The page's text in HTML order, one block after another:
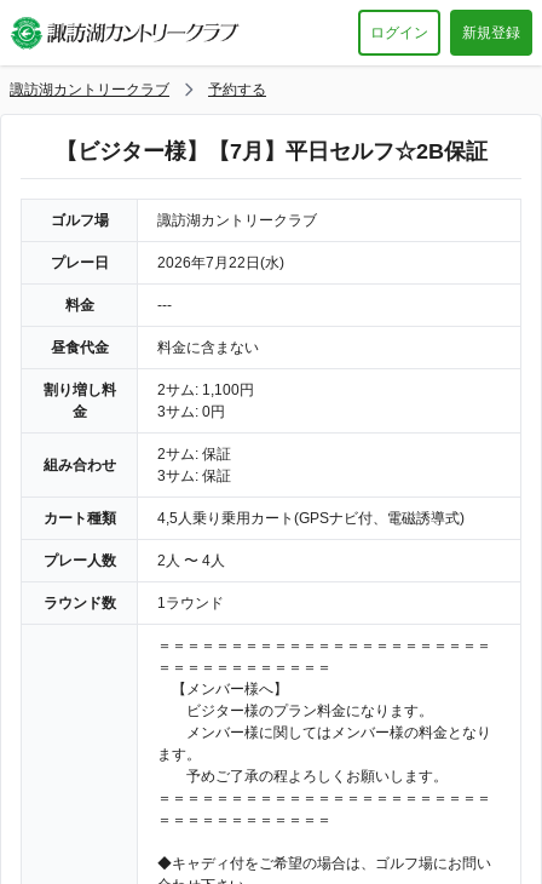
ログイン 新規登録
諏訪湖カントリークラブ 予約する
【ビジター様】【7月】平日セルフ☆2B保証
ゴルフ場 諏訪湖カントリークラブ
プレー日 2026年7月22日(水)
料金 ---
昼食代金 料金に含まない
割り増し料
金
2サム: 1,100円
3サム: 0円
組み合わせ
2サム: 保証
3サム: 保証
カート種類 4,5人乗り乗用カート(GPSナビ付、電磁誘導式)
プレー人数 2人 〜 4人
ラウンド数 1ラウンド
＝＝＝＝＝＝＝＝＝＝＝＝＝＝＝＝＝＝＝＝＝＝＝
＝＝＝＝＝＝＝＝＝＝＝＝
【メンバー様へ】
ビジター様のプラン料金になります。
メンバー様に関してはメンバー様の料金となり
ます。
予めご了承の程よろしくお願いします。
＝＝＝＝＝＝＝＝＝＝＝＝＝＝＝＝＝＝＝＝＝＝＝
＝＝＝＝＝＝＝＝＝＝＝＝
◆キャディ付をご希望の場合は、ゴルフ場にお問い